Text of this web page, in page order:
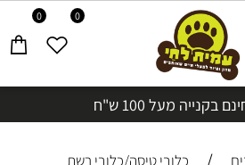
בקנייה מעל 100 ש"ח
0 0
/ כלובי טיסה/כלובי רשת